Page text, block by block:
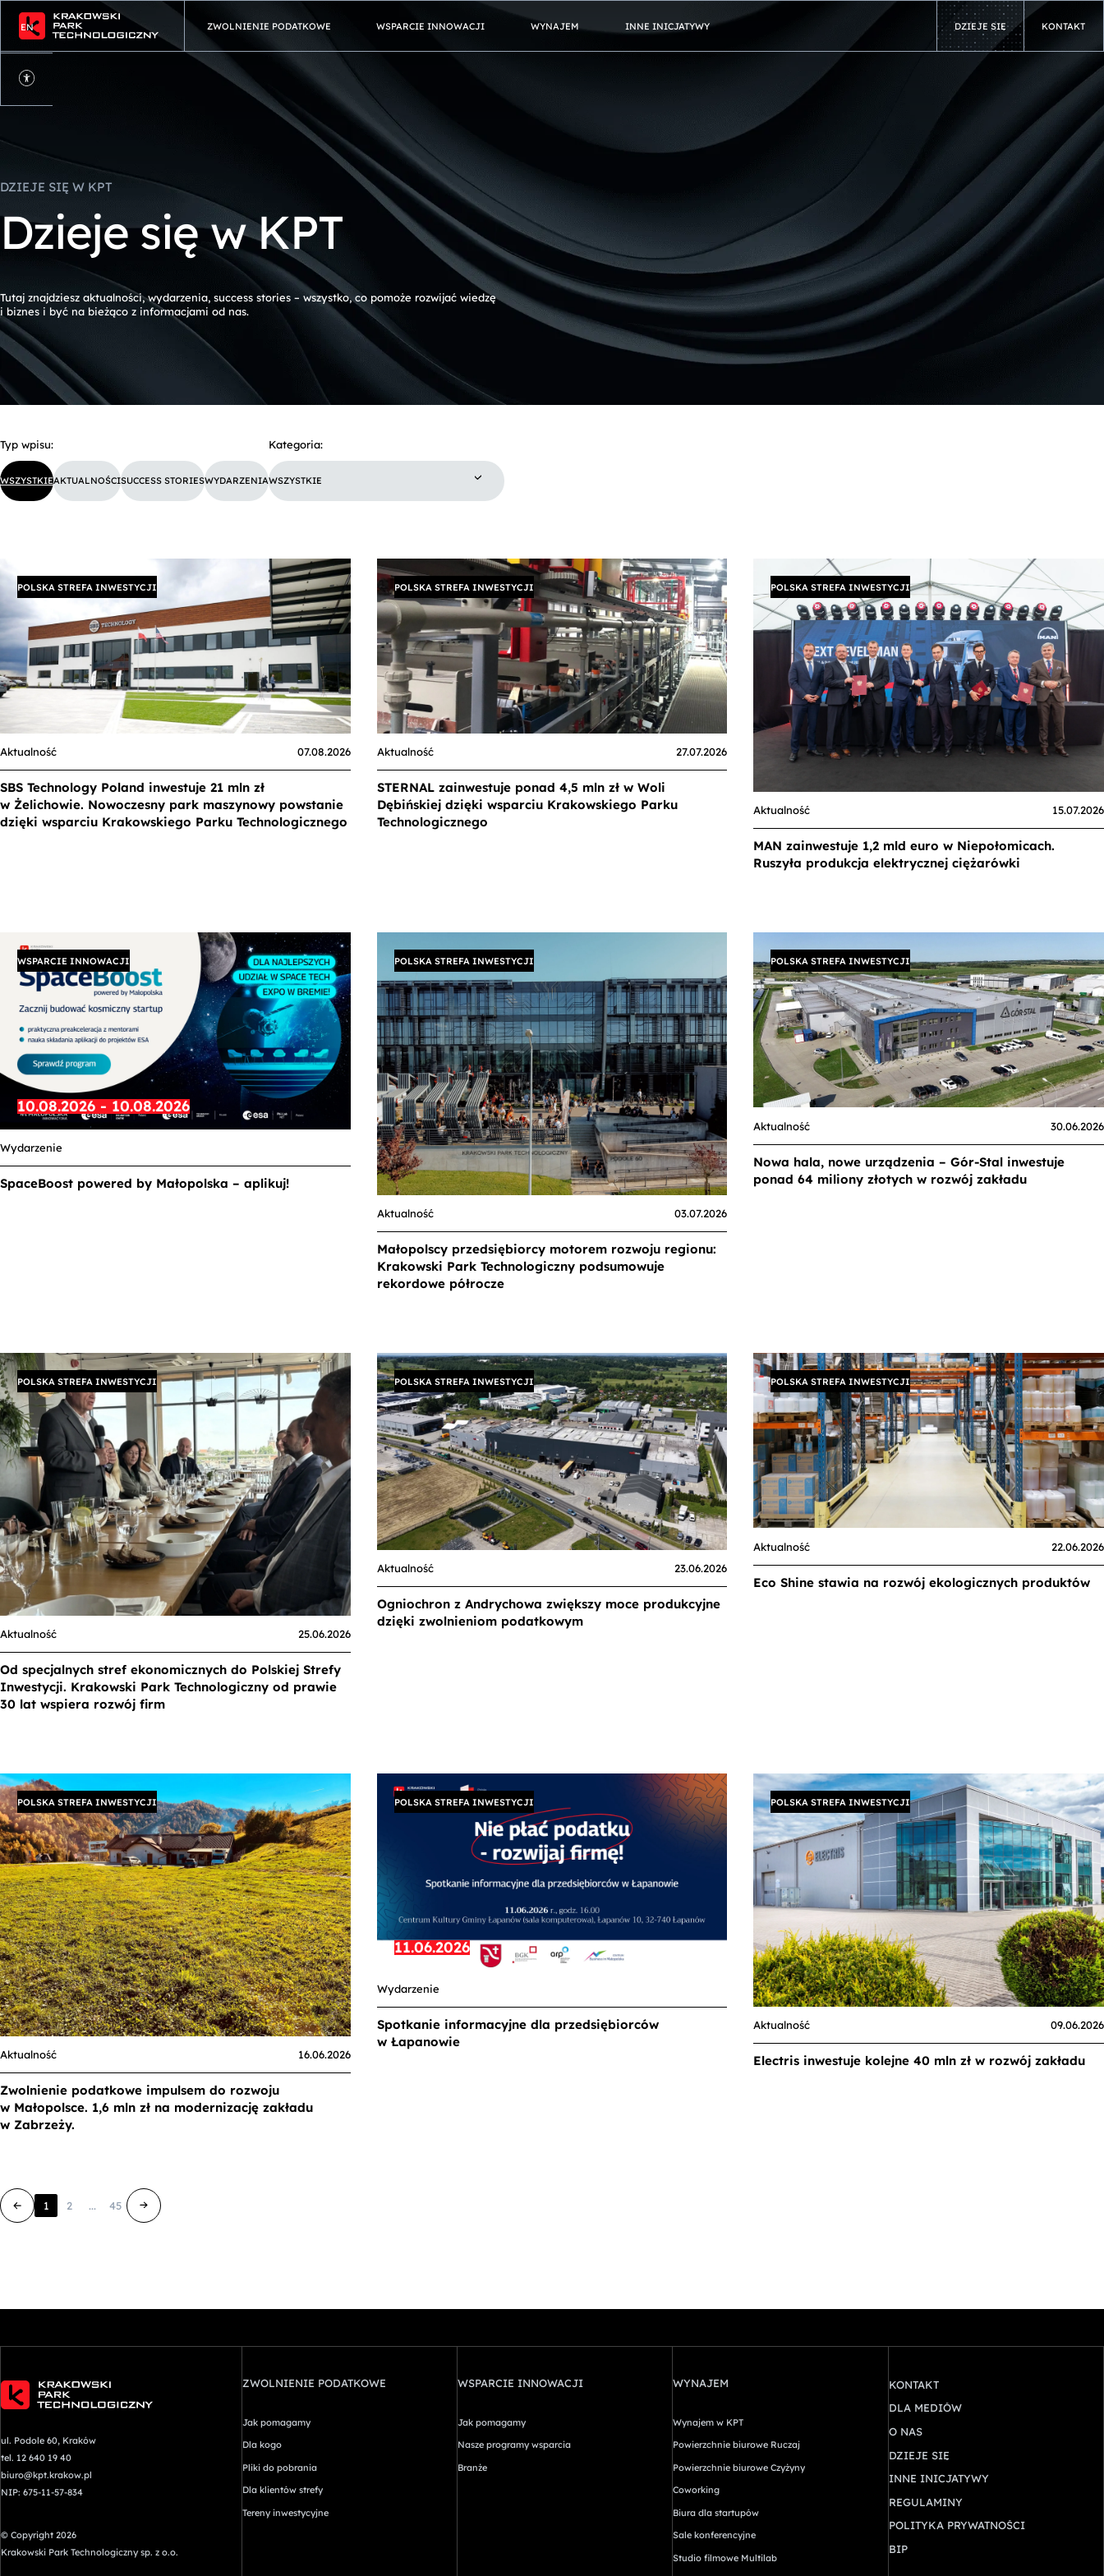
ZWOLNIENIE PODATKOWE WSPARCIE INNOWACJI WYNAJEM INNE INICJATYWY DZIEJE SIĘ KONTAKT
EN
Ustawienia
dostępności
DZIEJE SIĘ W KPT
Dzieje się w KPT
Tutaj znajdziesz aktualności, wydarzenia, success stories – wszystko, co pomoże rozwijać wiedzę
i biznes i być na bieżąco z informacjami od nas.
Typ wpisu:
WSZYSTKIEAKTUALNOŚCISUCCESS STORIESWYDARZENIA
Kategoria:
WSZYSTKIE
POLSKA STREFA INWESTYCJI
Aktualność 07.08.2026
SBS Technology Poland inwestuje 21 mln zł
w Żelichowie. Nowoczesny park maszynowy powstanie
dzięki wsparciu Krakowskiego Parku Technologicznego
POLSKA STREFA INWESTYCJI
Aktualność 27.07.2026
STERNAL zainwestuje ponad 4,5 mln zł w Woli
Dębińskiej dzięki wsparciu Krakowskiego Parku
Technologicznego
POLSKA STREFA INWESTYCJI
Aktualność 15.07.2026
MAN zainwestuje 1,2 mld euro w Niepołomicach.
Ruszyła produkcja elektrycznej ciężarówki
WSPARCIE INNOWACJI
10.08.2026 - 10.08.2026
Wydarzenie
SpaceBoost powered by Małopolska – aplikuj!
POLSKA STREFA INWESTYCJI
Aktualność 03.07.2026
Małopolscy przedsiębiorcy motorem rozwoju regionu:
Krakowski Park Technologiczny podsumowuje
rekordowe półrocze
POLSKA STREFA INWESTYCJI
Aktualność 30.06.2026
Nowa hala, nowe urządzenia – Gór-Stal inwestuje
ponad 64 miliony złotych w rozwój zakładu
POLSKA STREFA INWESTYCJI
Aktualność 25.06.2026
Od specjalnych stref ekonomicznych do Polskiej Strefy
Inwestycji. Krakowski Park Technologiczny od prawie
30 lat wspiera rozwój firm
POLSKA STREFA INWESTYCJI
Aktualność 23.06.2026
Ogniochron z Andrychowa zwiększy moce produkcyjne
dzięki zwolnieniom podatkowym
POLSKA STREFA INWESTYCJI
Aktualność 22.06.2026
Eco Shine stawia na rozwój ekologicznych produktów
POLSKA STREFA INWESTYCJI
Aktualność 16.06.2026
Zwolnienie podatkowe impulsem do rozwoju
w Małopolsce. 1,6 mln zł na modernizację zakładu
w Zabrzeży.
POLSKA STREFA INWESTYCJI
11.06.2026
Wydarzenie
Spotkanie informacyjne dla przedsiębiorców
w Łapanowie
POLSKA STREFA INWESTYCJI
Aktualność 09.06.2026
Electris inwestuje kolejne 40 mln zł w rozwój zakładu
1 2 ... 45
ul. Podole 60, Kraków
tel. 12 640 19 40
biuro@kpt.krakow.pl
NIP: 675-11-57-834
© Copyright 2026
Krakowski Park Technologiczny sp. z o.o.
ZWOLNIENIE PODATKOWE
Jak pomagamy
Dla kogo
Pliki do pobrania
Dla klientów strefy
Tereny inwestycyjne
WSPARCIE INNOWACJI
Jak pomagamy
Nasze programy wsparcia
Branże
WYNAJEM
Wynajem w KPT
Powierzchnie biurowe Ruczaj
Powierzchnie biurowe Czyżyny
Coworking
Biura dla startupów
Sale konferencyjne
Studio filmowe Multilab
KONTAKT
DLA MEDIÓW
O NAS
DZIEJE SIĘ
INNE INICJATYWY
REGULAMINY
POLITYKA PRYWATNOŚCI
BIP